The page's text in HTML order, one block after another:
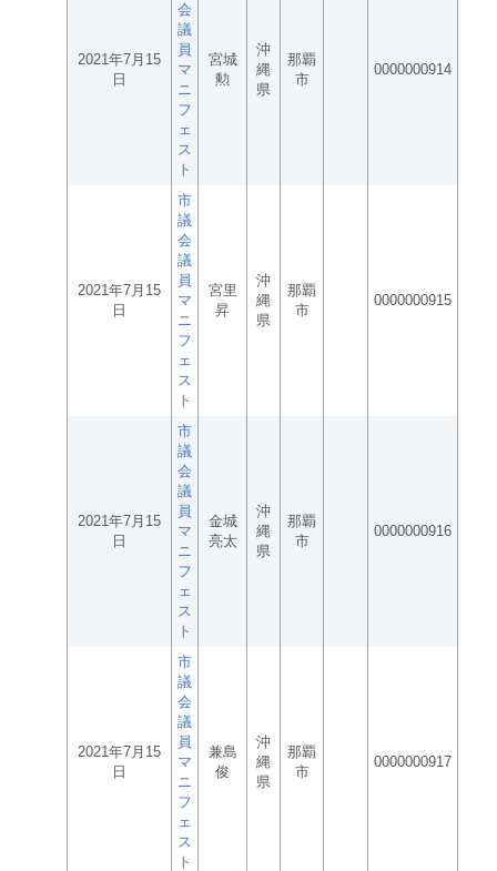
2021年7月15
日
会
議
員
マ
ニ
フ
ェ
ス
ト
宮城
勲
沖
縄
県
那覇
市
0000000914
2021年7月15
日
市
議
会
議
員
マ
ニ
フ
ェ
ス
ト
宮里
昇
沖
縄
県
那覇
市
0000000915
2021年7月15
日
市
議
会
議
員
マ
ニ
フ
ェ
ス
ト
金城
亮太
沖
縄
県
那覇
市
0000000916
2021年7月15
日
市
議
会
議
員
マ
ニ
フ
ェ
ス
ト
兼島
俊
沖
縄
県
那覇
市
0000000917